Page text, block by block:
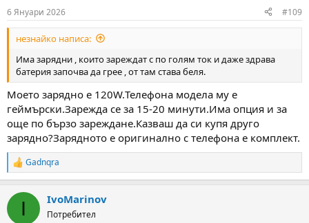
s
:
6 Януари 2026 #109
незнайко написа:
Има зарядни , които зареждат с по голям ток и даже здрава
батерия започва да грее , от там става беля.
Моето зарядно е 120W.Телефона модела му е
геймърски.Зарежда се за 15-20 минути.Има опция и за
още по бързо зареждане.Казваш да си купя друго
зарядно?Зарядното е оригинално с телефона е комплект.
R
e
c
Gadnqra
I IvoMarinov
Потребител